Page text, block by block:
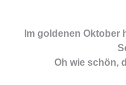
Im goldenen Oktober
Oh wie schön,